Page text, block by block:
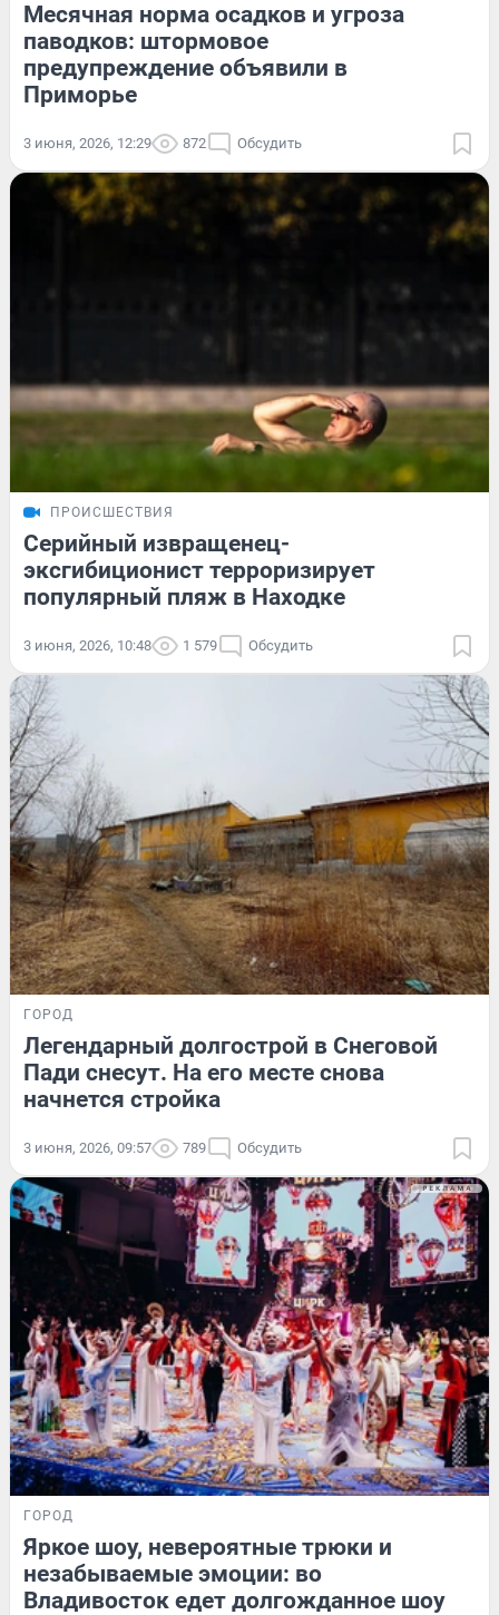
Месячная норма осадков и угроза
паводков: штормовое
предупреждение объявили в
Приморье
3 июня, 2026, 12:29 872 Обсудить
ПРОИСШЕСТВИЯ
Серийный извращенец-
эксгибиционист терроризирует
популярный пляж в Находке
3 июня, 2026, 10:48 1 579 Обсудить
ГОРОД
Легендарный долгострой в Снеговой
Пади снесут. На его месте снова
начнется стройка
3 июня, 2026, 09:57 789 Обсудить
ГОРОД
Яркое шоу, невероятные трюки и
незабываемые эмоции: во
Владивосток едет долгожданное шоу